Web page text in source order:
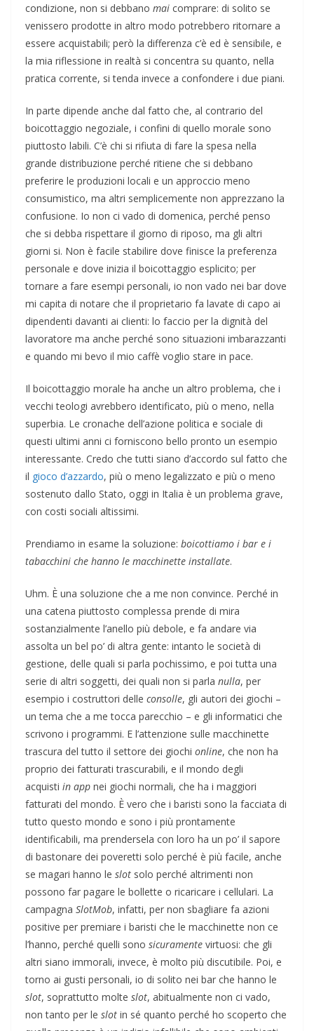
condizione, non si debbano mai comprare: di solito se
venissero prodotte in altro modo potrebbero ritornare a
essere acquistabili; però la differenza c’è ed è sensibile, e
la mia riflessione in realtà si concentra su quanto, nella
pratica corrente, si tenda invece a confondere i due piani.
In parte dipende anche dal fatto che, al contrario del
boicottaggio negoziale, i confini di quello morale sono
piuttosto labili. C’è chi si rifiuta di fare la spesa nella
grande distribuzione perché ritiene che si debbano
preferire le produzioni locali e un approccio meno
consumistico, ma altri semplicemente non apprezzano la
confusione. Io non ci vado di domenica, perché penso
che si debba rispettare il giorno di riposo, ma gli altri
giorni si. Non è facile stabilire dove finisce la preferenza
personale e dove inizia il boicottaggio esplicito; per
tornare a fare esempi personali, io non vado nei bar dove
mi capita di notare che il proprietario fa lavate di capo ai
dipendenti davanti ai clienti: lo faccio per la dignità del
lavoratore ma anche perché sono situazioni imbarazzanti
e quando mi bevo il mio caffè voglio stare in pace.
Il boicottaggio morale ha anche un altro problema, che i
vecchi teologi avrebbero identificato, più o meno, nella
superbia. Le cronache dell’azione politica e sociale di
questi ultimi anni ci forniscono bello pronto un esempio
interessante. Credo che tutti siano d’accordo sul fatto che
il gioco d’azzardo, più o meno legalizzato e più o meno
sostenuto dallo Stato, oggi in Italia è un problema grave,
con costi sociali altissimi.
Prendiamo in esame la soluzione: boicottiamo i bar e i
tabacchini che hanno le macchinette installate.
Uhm. È una soluzione che a me non convince. Perché in
una catena piuttosto complessa prende di mira
sostanzialmente l’anello più debole, e fa andare via
assolta un bel po’ di altra gente: intanto le società di
gestione, delle quali si parla pochissimo, e poi tutta una
serie di altri soggetti, dei quali non si parla nulla, per
esempio i costruttori delle consolle, gli autori dei giochi –
un tema che a me tocca parecchio – e gli informatici che
scrivono i programmi. E l’attenzione sulle macchinette
trascura del tutto il settore dei giochi online, che non ha
proprio dei fatturati trascurabili, e il mondo degli
acquisti in app nei giochi normali, che ha i maggiori
fatturati del mondo. È vero che i baristi sono la facciata di
tutto questo mondo e sono i più prontamente
identificabili, ma prendersela con loro ha un po’ il sapore
di bastonare dei poveretti solo perché è più facile, anche
se magari hanno le slot solo perché altrimenti non
possono far pagare le bollette o ricaricare i cellulari. La
campagna SlotMob, infatti, per non sbagliare fa azioni
positive per premiare i baristi che le macchinette non ce
l’hanno, perché quelli sono sicuramente virtuosi: che gli
altri siano immorali, invece, è molto più discutibile. Poi, e
torno ai gusti personali, io di solito nei bar che hanno le
slot, soprattutto molte slot, abitualmente non ci vado,
non tanto per le slot in sé quanto perché ho scoperto che